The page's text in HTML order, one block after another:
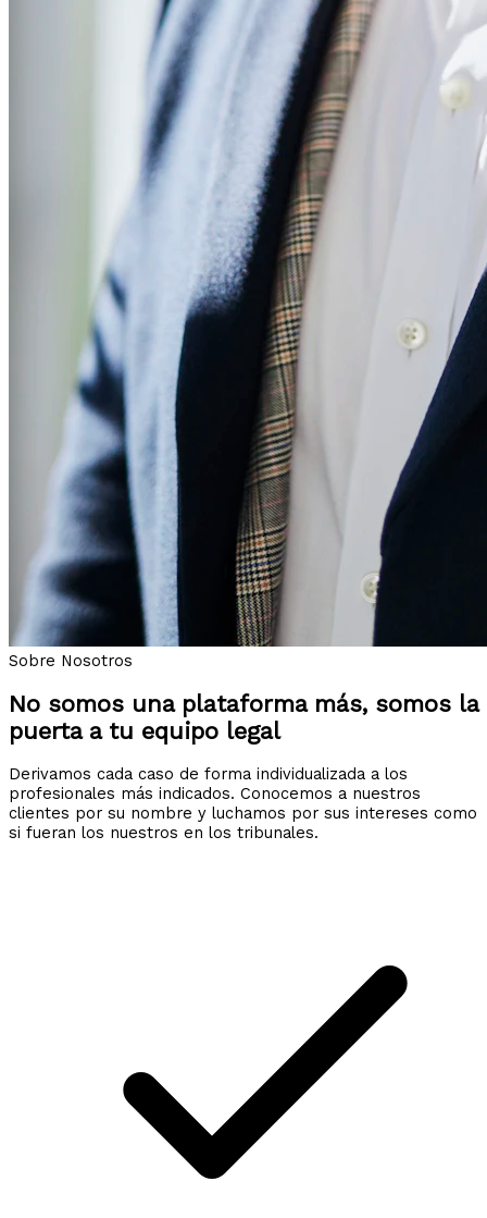
Sobre Nosotros
No somos una plataforma más, somos la
puerta a tu equipo legal
Derivamos cada caso de forma individualizada a los
profesionales más indicados. Conocemos a nuestros
clientes por su nombre y luchamos por sus intereses como
si fueran los nuestros en los tribunales.